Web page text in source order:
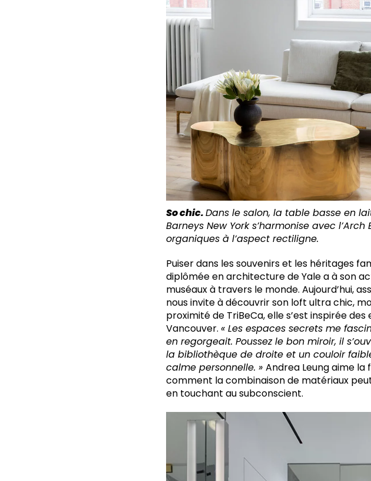
So chic.Dans le salon, la table basse en
Barneys New York s’harmonise avec
organiques à l’aspect rectiligne.
Puiser dans les souvenirs et les héritages
diplômée en architecture de Yale a à son
muséaux à travers le monde. Aujourd’hui,
nous invite à découvrir son loft ultra chic,
proximité de TriBeCa, elle s’est inspirée
Vancouver. « Les espaces secrets me
en regorgeait. Poussez le bon miroir, il
la bibliothèque de droite et un couloir
calme personnelle. » Andrea Leung aime
comment la combinaison de matériaux
en touchant au subconscient.